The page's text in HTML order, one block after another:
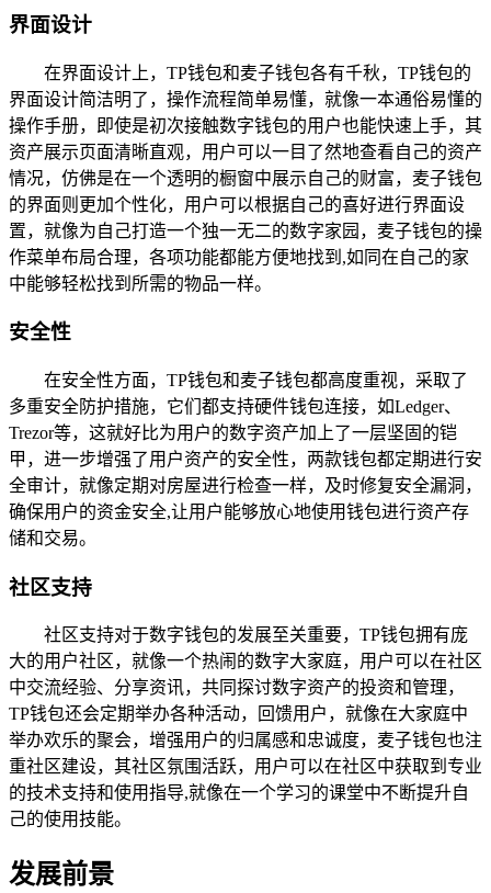
界面设计
在界面设计上，TP钱包和麦子钱包各有千秋，TP钱包的
界面设计简洁明了，操作流程简单易懂，就像一本通俗易懂的
操作手册，即使是初次接触数字钱包的用户也能快速上手，其
资产展示页面清晰直观，用户可以一目了然地查看自己的资产
情况，仿佛是在一个透明的橱窗中展示自己的财富，麦子钱包
的界面则更加个性化，用户可以根据自己的喜好进行界面设
置，就像为自己打造一个独一无二的数字家园，麦子钱包的操
作菜单布局合理，各项功能都能方便地找到,如同在自己的家
中能够轻松找到所需的物品一样。
安全性
在安全性方面，TP钱包和麦子钱包都高度重视，采取了
多重安全防护措施，它们都支持硬件钱包连接，如Ledger、
Trezor等，这就好比为用户的数字资产加上了一层坚固的铠
甲，进一步增强了用户资产的安全性，两款钱包都定期进行安
全审计，就像定期对房屋进行检查一样，及时修复安全漏洞，
确保用户的资金安全,让用户能够放心地使用钱包进行资产存
储和交易。
社区支持
社区支持对于数字钱包的发展至关重要，TP钱包拥有庞
大的用户社区，就像一个热闹的数字大家庭，用户可以在社区
中交流经验、分享资讯，共同探讨数字资产的投资和管理，
TP钱包还会定期举办各种活动，回馈用户，就像在大家庭中
举办欢乐的聚会，增强用户的归属感和忠诚度，麦子钱包也注
重社区建设，其社区氛围活跃，用户可以在社区中获取到专业
的技术支持和使用指导,就像在一个学习的课堂中不断提升自
己的使用技能。
发展前景